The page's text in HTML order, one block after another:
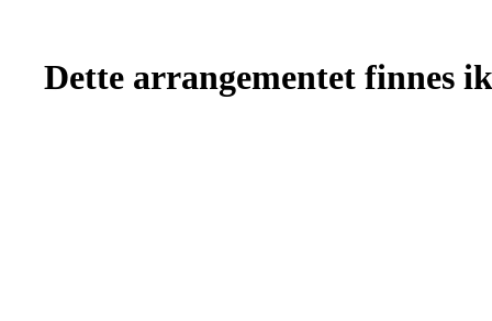
Dette arrangementet finnes